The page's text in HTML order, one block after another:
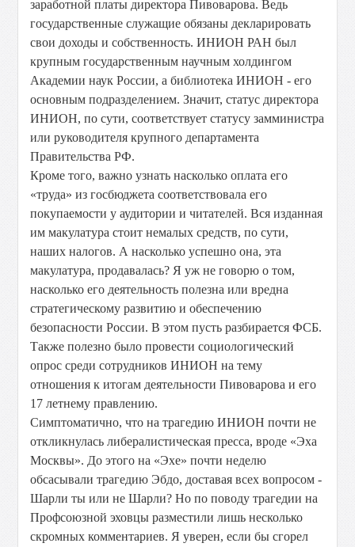
заработной платы директора Пивоварова. Ведь
государственные служащие обязаны декларировать
свои доходы и собственность. ИНИОН РАН был
крупным государственным научным холдингом
Академии наук России, а библиотека ИНИОН - его
основным подразделением. Значит, статус директора
ИНИОН, по сути, соответствует статусу замминистра
или руководителя крупного департамента
Правительства РФ.
Кроме того, важно узнать насколько оплата его
«труда» из госбюджета соответствовала его
покупаемости у аудитории и читателей. Вся изданная
им макулатура стоит немалых средств, по сути,
наших налогов. А насколько успешно она, эта
макулатура, продавалась? Я уж не говорю о том,
насколько его деятельность полезна или вредна
стратегическому развитию и обеспечению
безопасности России. В этом пусть разбирается ФСБ.
Также полезно было провести социологический
опрос среди сотрудников ИНИОН на тему
отношения к итогам деятельности Пивоварова и его
17 летнему правлению.
Симптоматично, что на трагедию ИНИОН почти не
откликнулась либералистическая пресса, вроде «Эха
Москвы». До этого на «Эхе» почти неделю
обсасывали трагедию Эбдо, доставая всех вопросом -
Шарли ты или не Шарли? Но по поводу трагедии на
Профсоюзной эховцы разместили лишь несколько
скромных комментариев. Я уверен, если бы сгорел